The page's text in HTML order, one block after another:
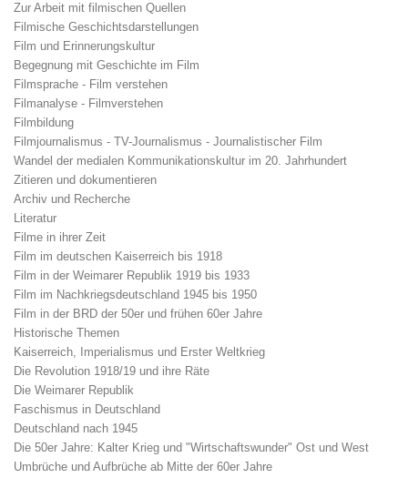
Zur Arbeit mit filmischen Quellen
Filmische Geschichtsdarstellungen
Film und Erinnerungskultur
Begegnung mit Geschichte im Film
Filmsprache - Film verstehen
Filmanalyse - Filmverstehen
Filmbildung
Filmjournalismus - TV-Journalismus - Journalistischer Film
Wandel der medialen Kommunikationskultur im 20. Jahrhundert
Zitieren und dokumentieren
Archiv und Recherche
Literatur
Filme in ihrer Zeit
Film im deutschen Kaiserreich bis 1918
Film in der Weimarer Republik 1919 bis 1933
Film im Nachkriegsdeutschland 1945 bis 1950
Film in der BRD der 50er und frühen 60er Jahre
Historische Themen
Kaiserreich, Imperialismus und Erster Weltkrieg
Die Revolution 1918/19 und ihre Räte
Die Weimarer Republik
Faschismus in Deutschland
Deutschland nach 1945
Die 50er Jahre: Kalter Krieg und "Wirtschaftswunder" Ost und West
Umbrüche und Aufbrüche ab Mitte der 60er Jahre